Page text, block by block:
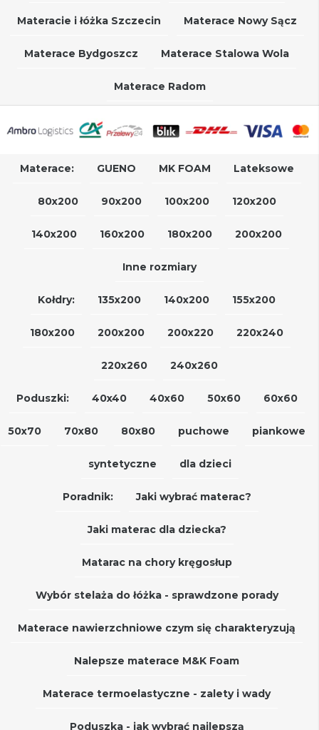
Materacie i łóżka Szczecin Materace Nowy Sącz
Materace Bydgoszcz Materace Stalowa Wola
Materace Radom
Materace: GUENO MK FOAM Lateksowe
80x200 90x200 100x200 120x200
140x200 160x200 180x200 200x200
Inne rozmiary
Kołdry: 135x200 140x200 155x200
180x200 200x200 200x220 220x240
220x260 240x260
Poduszki: 40x40 40x60 50x60 60x60
50x70 70x80 80x80 puchowe piankowe
syntetyczne dla dzieci
Poradnik: Jaki wybrać materac?
Jaki materac dla dziecka?
Matarac na chory kręgosłup
Wybór stelaża do łóżka - sprawdzone porady
Materace nawierzchniowe czym się charakteryzują
Nalepsze materace M&K Foam
Materace termoelastyczne - zalety i wady
Poduszka - jak wybrać najlepszą